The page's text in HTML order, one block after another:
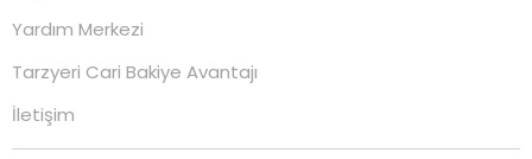
Yardım Merkezi
Tarzyeri Cari Bakiye Avantajı
İletişim